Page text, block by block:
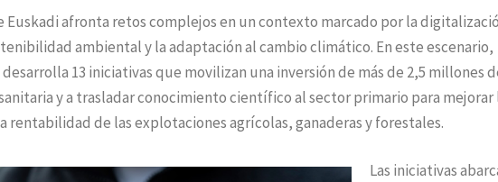
afronta retos complejos en un contexto marcado por la
ambiental y la adaptación al cambio climático. En este escenario,
13 iniciativas que movilizan una inversión de más de 2,5 millones
y a trasladar conocimiento científico al sector primario para mejorar
de las explotaciones agrícolas, ganaderas y forestales.
Las iniciativas